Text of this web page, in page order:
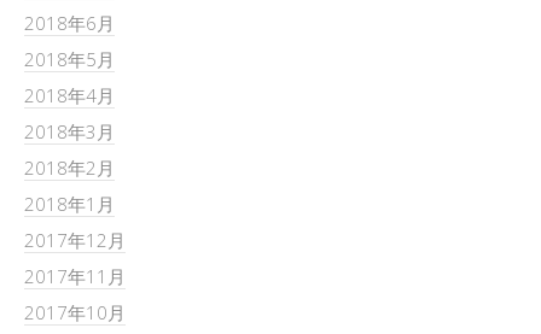
2018年6月
2018年5月
2018年4月
2018年3月
2018年2月
2018年1月
2017年12月
2017年11月
2017年10月